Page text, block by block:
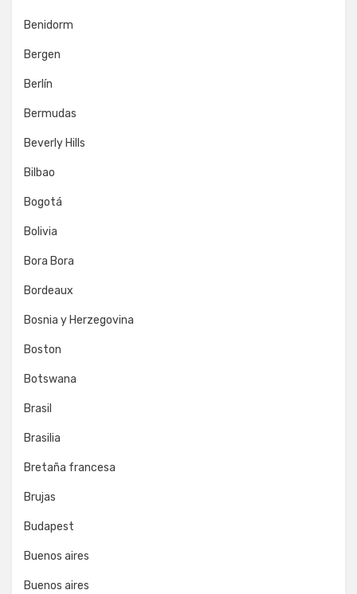
Benidorm
Bergen
Berlín
Bermudas
Beverly Hills
Bilbao
Bogotá
Bolivia
Bora Bora
Bordeaux
Bosnia y Herzegovina
Boston
Botswana
Brasil
Brasilia
Bretaña francesa
Brujas
Budapest
Buenos aires
Buenos aires